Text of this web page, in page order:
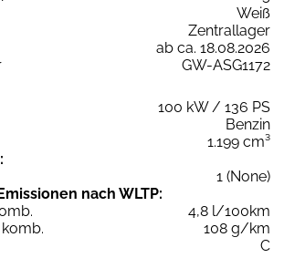
Weiß
Zentrallager
ab ca. 18.08.2026
GW-ASG1172
100 kW / 136 PS
Benzin
1.199 cm³
1 (None)
nach WLTP:
4,8 l/100km
108 g/km
C